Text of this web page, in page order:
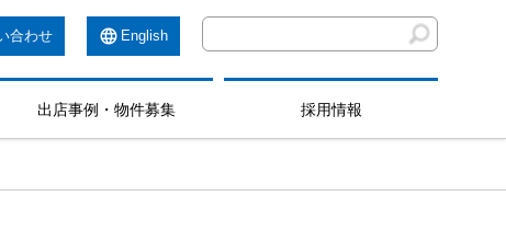
合わせ English
出店事例・物件募集 採用情報